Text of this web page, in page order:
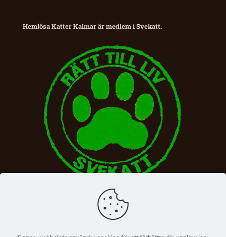
Hemlösa Katter Kalmar är medlem i Svekatt.